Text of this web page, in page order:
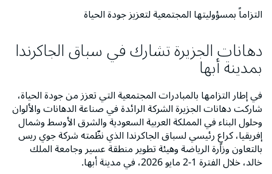
التزاماً بمسؤوليتها المجتمعية لتعزيز جودة الحياة
دهانات الجزيرة تشارك في سباق الجاكرندا
بمدينة أبها
في إطار التزامها بالمبادرات المجتمعية التي تعزز من جودة الحياة،
شاركت دهانات الجزيرة الشركة الرائدة في صناعة الدهانات والألوان
وحلول البناء في المملكة العربية السعودية والشرق الأوسط وشمال
إفريقيا، كراعٍ رئيسي لسباق الجاكرندا الذي نظّمته شركة جوي ريس
بالتعاون وزارة الرياضة وهيئة تطوير منطقة عسير وجامعة الملك
خالد، خلال الفترة 1-2 مايو 2026، في مدينة أبها.